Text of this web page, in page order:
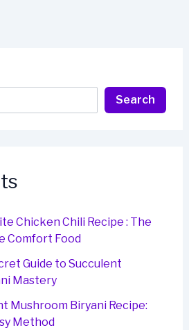
Search
Chicken Chili Recipe : The
Comfort Food
Guide to Succulent
Mastery
Mushroom Biryani Recipe:
Method